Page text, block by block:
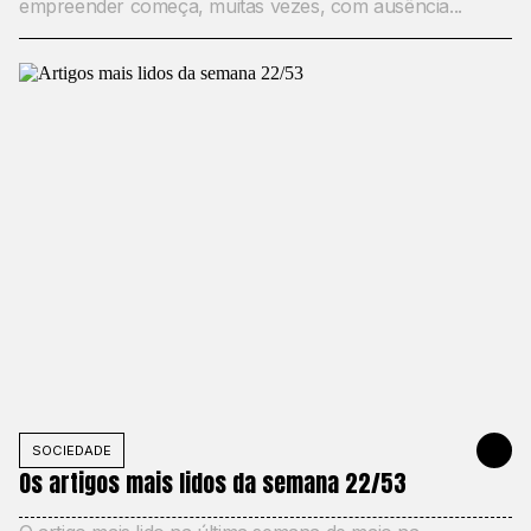
empreender começa, muitas vezes, com ausência...
SOCIEDADE 31 DE
Os artigos mais lidos da semana 22/53